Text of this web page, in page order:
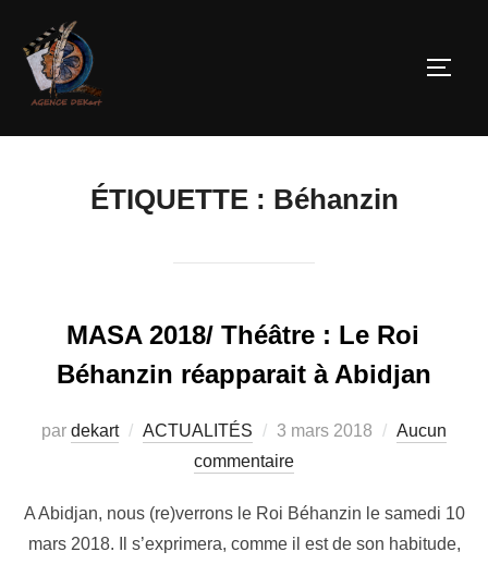
ÉTIQUETTE : Béhanzin
MASA 2018/ Théâtre : Le Roi
Béhanzin réapparait à Abidjan
par dekart ACTUALITÉS 3 mars 2018
Aucun
commentaire
A Abidjan, nous (re)verrons le Roi Béhanzin le samedi 10
mars 2018. Il s’exprimera, comme il est de son habitude,